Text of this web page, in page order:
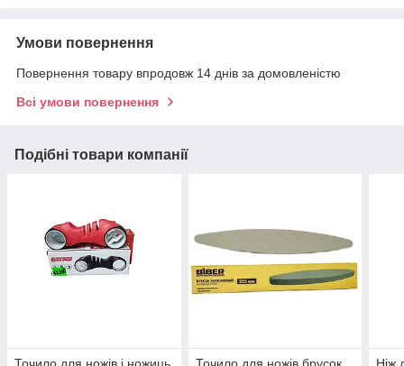
Умови повернення
Повернення товару впродовж 14 днів за домовленістю
Всі умови повернення
Подібні товари компанії